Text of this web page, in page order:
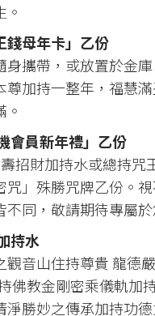
錢母年卡」乙份
身攜帶，或放置於金
尊加持一整年，福慧
會員新年禮」乙份
招財加持水或總持咒
咒」殊勝咒牌乙份。
不同，敬請期待專屬於
持水
觀音山住持尊貴 龍德
佛教金剛密乘儀軌加
淨勝妙之傳承加持功